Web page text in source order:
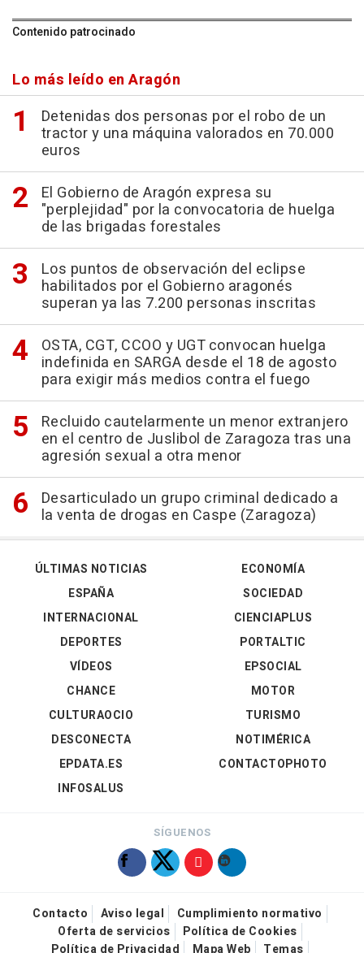
Contenido patrocinado
Lo más leído en Aragón
Detenidas dos personas por el robo de un
tractor y una máquina valorados en 70.000
euros
El Gobierno de Aragón expresa su
"perplejidad" por la convocatoria de huelga
de las brigadas forestales
Los puntos de observación del eclipse
habilitados por el Gobierno aragonés
superan ya las 7.200 personas inscritas
OSTA, CGT, CCOO y UGT convocan huelga
indefinida en SARGA desde el 18 de agosto
para exigir más medios contra el fuego
Recluido cautelarmente un menor extranjero
en el centro de Juslibol de Zaragoza tras una
agresión sexual a otra menor
Desarticulado un grupo criminal dedicado a
la venta de drogas en Caspe (Zaragoza)
ÚLTIMAS NOTICIAS
ESPAÑA
INTERNACIONAL
DEPORTES
VÍDEOS
ECONOMÍA
SOCIEDAD
CIENCIAPLUS
PORTALTIC
EPSOCIAL
CHANCE
CULTURAOCIO
DESCONECTA
EPDATA.ES
INFOSALUS
MOTOR
TURISMO
NOTIMÉRICA
CONTACTOPHOTO
SÍGUENOS
Contacto Aviso legal
Cumplimiento normativo
Oferta de servicios
Política de Cookies